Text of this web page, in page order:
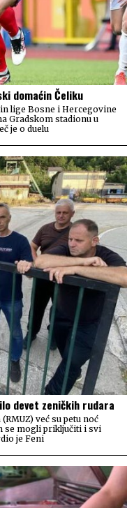
domaćin Čeliku
lige Bosne i Hercegovine
Gradskom stadionu u
je o duelu
devet zeničkih rudara
već su petu noć
se mogli priključiti i svi
je Feni